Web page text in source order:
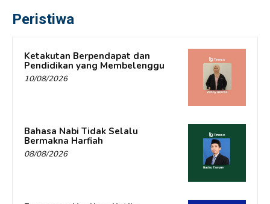
Peristiwa
Ketakutan Berpendapat dan
Pendidikan yang Membelenggu
10/08/2026
Bahasa Nabi Tidak Selalu
Bermakna Harfiah
08/08/2026